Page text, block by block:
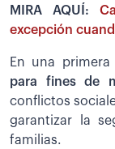
MIRA AQUÍ:
excepción
En una primera
para fines de
conflictos
garantizar la
familias.